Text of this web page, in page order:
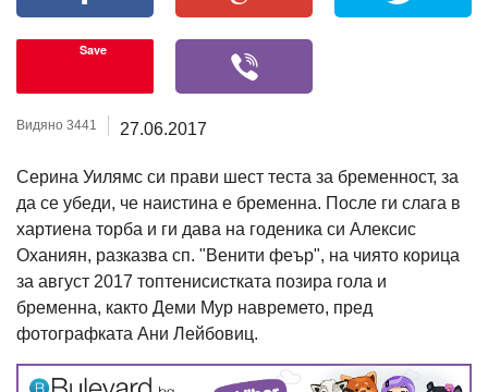
Save
Видяно 3441 27.06.2017
Серина Уилямс си прави шест теста за бременност, за
да се убеди, че наистина е бременна. После ги слага в
хартиена торба и ги дава на годеника си Алексис
Оханиян, разказва сп. "Венити феър", на чиято корица
за август 2017 топтенисистката позира гола и
бременна, както Деми Мур навремето, пред
фотографката Ани Лейбовиц.